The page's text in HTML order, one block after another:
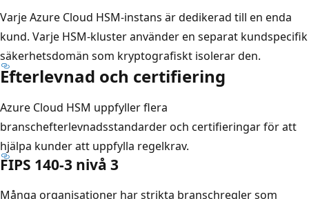
Varje Azure Cloud HSM-instans är dedikerad till en enda
kund. Varje HSM-kluster använder en separat kundspecifik
säkerhetsdomän som kryptografiskt isolerar den.
Efterlevnad och certifiering
Azure Cloud HSM uppfyller flera
branschefterlevnadsstandarder och certifieringar för att
hjälpa kunder att uppfylla regelkrav.
FIPS 140-3 nivå 3
Många organisationer har strikta branschregler som